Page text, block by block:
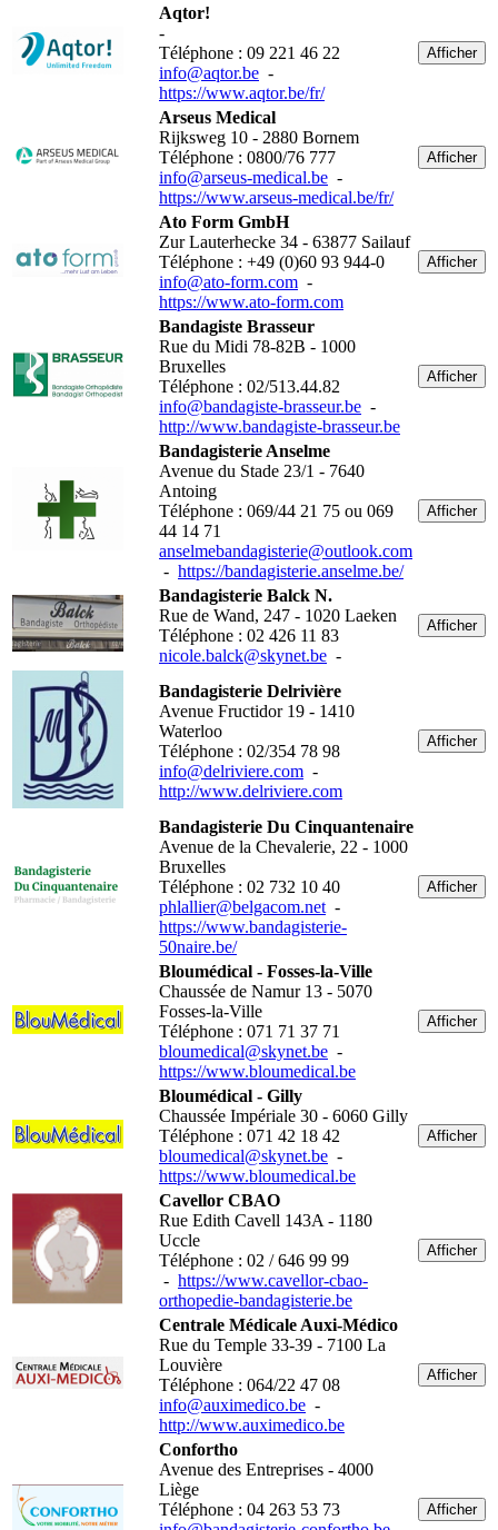
Aqtor!
-
Téléphone : 09 221 46 22
info@aqtor.be -
https://www.aqtor.be/fr/
Afficher
Arseus Medical
Rijksweg 10 - 2880 Bornem
Téléphone : 0800/76 777
info@arseus-medical.be -
https://www.arseus-medical.be/fr/
Afficher
Ato Form GmbH
Zur Lauterhecke 34 - 63877 Sailauf
Téléphone : +49 (0)60 93 944-0
info@ato-form.com -
https://www.ato-form.com
Afficher
Bandagiste Brasseur
Rue du Midi 78-82B - 1000
Bruxelles
Téléphone : 02/513.44.82
info@bandagiste-brasseur.be -
http://www.bandagiste-brasseur.be
Afficher
Bandagisterie Anselme
Avenue du Stade 23/1 - 7640
Antoing
Téléphone : 069/44 21 75 ou 069
44 14 71
anselmebandagisterie@outlook.com
- https://bandagisterie.anselme.be/
Afficher
Bandagisterie Balck N.
Rue de Wand, 247 - 1020 Laeken
Téléphone : 02 426 11 83
nicole.balck@skynet.be -
Afficher
Bandagisterie Delrivière
Avenue Fructidor 19 - 1410
Waterloo
Téléphone : 02/354 78 98
info@delriviere.com -
http://www.delriviere.com
Afficher
Bandagisterie Du Cinquantenaire
Avenue de la Chevalerie, 22 - 1000
Bruxelles
Téléphone : 02 732 10 40
phlallier@belgacom.net -
https://www.bandagisterie-
50naire.be/
Afficher
Bloumédical - Fosses-la-Ville
Chaussée de Namur 13 - 5070
Fosses-la-Ville
Téléphone : 071 71 37 71
bloumedical@skynet.be -
https://www.bloumedical.be
Afficher
Bloumédical - Gilly
Chaussée Impériale 30 - 6060 Gilly
Téléphone : 071 42 18 42
bloumedical@skynet.be -
https://www.bloumedical.be
Afficher
Cavellor CBAO
Rue Edith Cavell 143A - 1180
Uccle
Téléphone : 02 / 646 99 99
- https://www.cavellor-cbao-
orthopedie-bandagisterie.be
Afficher
Centrale Médicale Auxi-Médico
Rue du Temple 33-39 - 7100 La
Louvière
Téléphone : 064/22 47 08
info@auximedico.be -
http://www.auximedico.be
Afficher
Confortho
Avenue des Entreprises - 4000
Liège
Téléphone : 04 263 53 73
Afficher